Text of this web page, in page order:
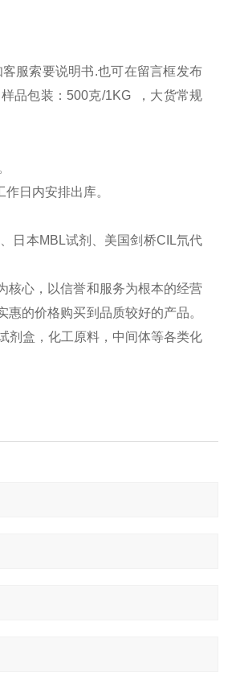
客服索要说明书.也可在留言框发布
品包装：500克/1KG ，大货常规
日内安排出库。
日本MBL试剂、美国剑桥CIL氘代
核心，以信誉和服务为根本的经营
的价格购买到品质较好的产品。
剂盒，化工原料，中间体等各类化